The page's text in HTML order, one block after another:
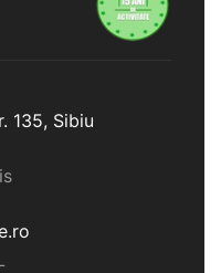
135, Sibiu